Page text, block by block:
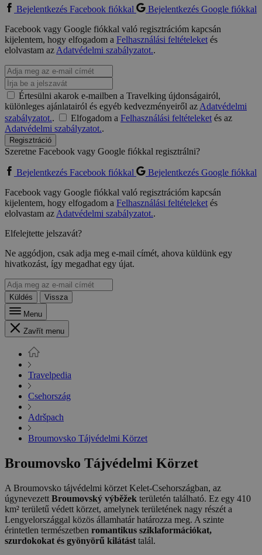
Bejelentkezés Facebook fiókkal
Bejelentkezés Google fiókkal
Facebook vagy Google fiókkal való regisztrációm kapcsán
kijelentem, hogy elfogadom a Felhasználási feltételeketés
elolvastam azAdatvédelmi szabályzatot..
Értesülni akarok e-mailben a Travelking újdonságairól,
különleges ajánlatairól és egyéb kedvezményeiről azAdatvédelmi
szabályzatot.. Elfogadom a Felhasználási feltételeketés az
Adatvédelmi szabályzatot..
Regisztráció
Szeretne Facebook vagy Google fiókkal regisztrálni?
Bejelentkezés Facebook fiókkal
Bejelentkezés Google fiókkal
Facebook vagy Google fiókkal való regisztrációm kapcsán
kijelentem, hogy elfogadom a Felhasználási feltételeketés
elolvastam azAdatvédelmi szabályzatot..
Elfelejtette jelszavát?
Ne aggódjon, csak adja meg e-mail címét, ahova küldünk egy
hivatkozást, így megadhat egy újat.
Küldés
Vissza
Menu
Zavřít menu
Travelpedia
Csehország
Adršpach
Broumovsko Tájvédelmi Körzet
Broumovsko Tájvédelmi Körzet
A Broumovsko tájvédelmi körzet Kelet-Csehországban, az
úgynevezett Broumovský výběžek területén található. Ez egy 410
km² területű védett körzet, amelynek területének nagy részét a
Lengyelországgal közös államhatár határozza meg. A szinte
érintetlen természetben romantikus sziklaformációkat,
szurdokokat és gyönyörű kilátást talál.